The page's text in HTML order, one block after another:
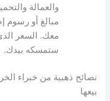
والعمالة
مبالغ أو رسوم
معك. السعر
ستمسكه بيدك.
نصائح ذهبية من خبراء
بيعها